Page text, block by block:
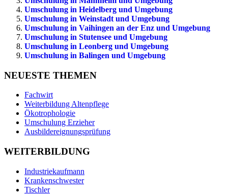
Umschulung in Heidelberg und Umgebung
Umschulung in Weinstadt und Umgebung
Umschulung in Vaihingen an der Enz und Umgebung
Umschulung in Stutensee und Umgebung
Umschulung in Leonberg und Umgebung
Umschulung in Balingen und Umgebung
NEUESTE THEMEN
Fachwirt
Weiterbildung Altenpflege
Ökotrophologie
Umschulung Erzieher
Ausbildereignungsprüfung
WEITERBILDUNG
Industriekaufmann
Krankenschwester
Tischler